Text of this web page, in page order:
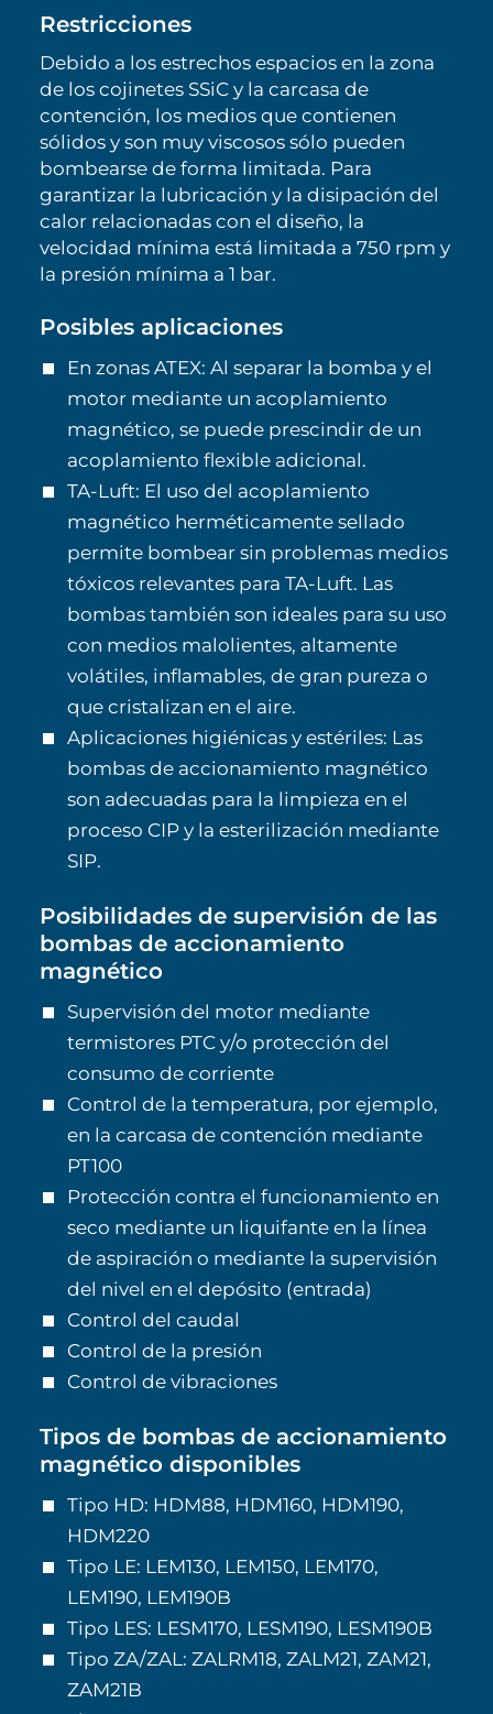
Restricciones
Debido a los estrechos espacios en la zona
de los cojinetes SSiC y la carcasa de
contención, los medios que contienen
sólidos y son muy viscosos sólo pueden
bombearse de forma limitada. Para
garantizar la lubricación y la disipación del
calor relacionadas con el diseño, la
velocidad mínima está limitada a 750 rpm y
la presión mínima a 1 bar.
Posibles aplicaciones
En zonas ATEX: Al separar la bomba y el
motor mediante un acoplamiento
magnético, se puede prescindir de un
acoplamiento flexible adicional.
TA-Luft: El uso del acoplamiento
magnético herméticamente sellado
permite bombear sin problemas medios
tóxicos relevantes para TA-Luft. Las
bombas también son ideales para su uso
con medios malolientes, altamente
volátiles, inflamables, de gran pureza o
que cristalizan en el aire.
Aplicaciones higiénicas y estériles: Las
bombas de accionamiento magnético
son adecuadas para la limpieza en el
proceso CIP y la esterilización mediante
SIP.
Posibilidades de supervisión de las
bombas de accionamiento
magnético
Supervisión del motor mediante
termistores PTC y/o protección del
consumo de corriente
Control de la temperatura, por ejemplo,
en la carcasa de contención mediante
PT100
Protección contra el funcionamiento en
seco mediante un liquifante en la línea
de aspiración o mediante la supervisión
del nivel en el depósito (entrada)
Control del caudal
Control de la presión
Control de vibraciones
Tipos de bombas de accionamiento
magnético disponibles
Tipo HD: HDM88, HDM160, HDM190,
HDM220
Tipo LE: LEM130, LEM150, LEM170,
LEM190, LEM190B
Tipo LES: LESM170, LESM190, LESM190B
Tipo ZA/ZAL: ZALRM18, ZALM21, ZAM21,
ZAM21B